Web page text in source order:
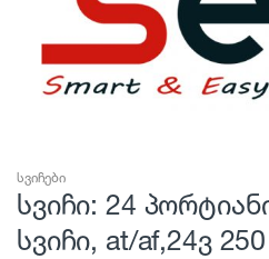
სვიჩები
სვიჩი: 24
სვიჩი, at/af,24ვ